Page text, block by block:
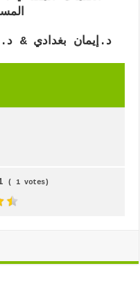
د. إيمان بغدادي & د.
( 1votes)